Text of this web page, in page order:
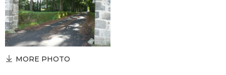
MORE PHOTO